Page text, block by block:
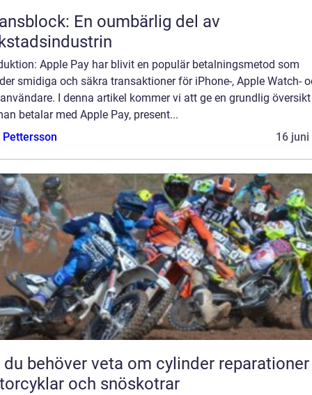
En oumbärlig del av
Apple Pay har blivit en populär betalningsmetod som
smidiga och säkra transaktioner för iPhone-, Apple Watch-
I denna artikel kommer vi att ge en grundlig
betalar med Apple Pay, present...
16 juni
behöver veta om cylinder
och snöskotrar